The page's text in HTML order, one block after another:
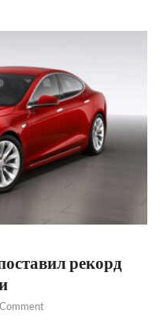
рекорд